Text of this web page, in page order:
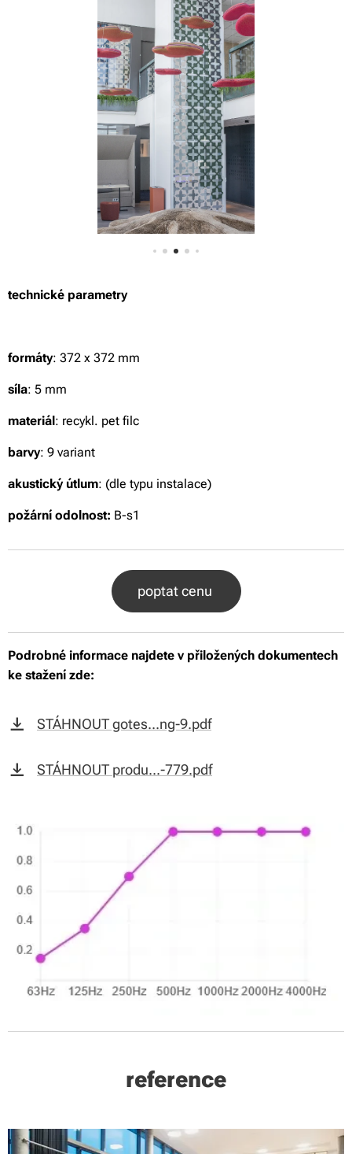
technické parametry
formáty: 372 x 372 mm
síla: 5 mm
materiál : recykl. pet filc
barvy: 9 variant
akustický útlum: (dle typu instalace)
požární odolnost: B-s1
poptat cenu
Podrobné informace najdete v přiložených dokumentech
ke stažení zde:
STÁHNOUT gotes...ng-9.pdf
STÁHNOUT produ...-779.pdf
reference